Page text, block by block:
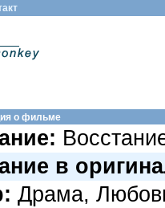
о фильме
в
Драма,